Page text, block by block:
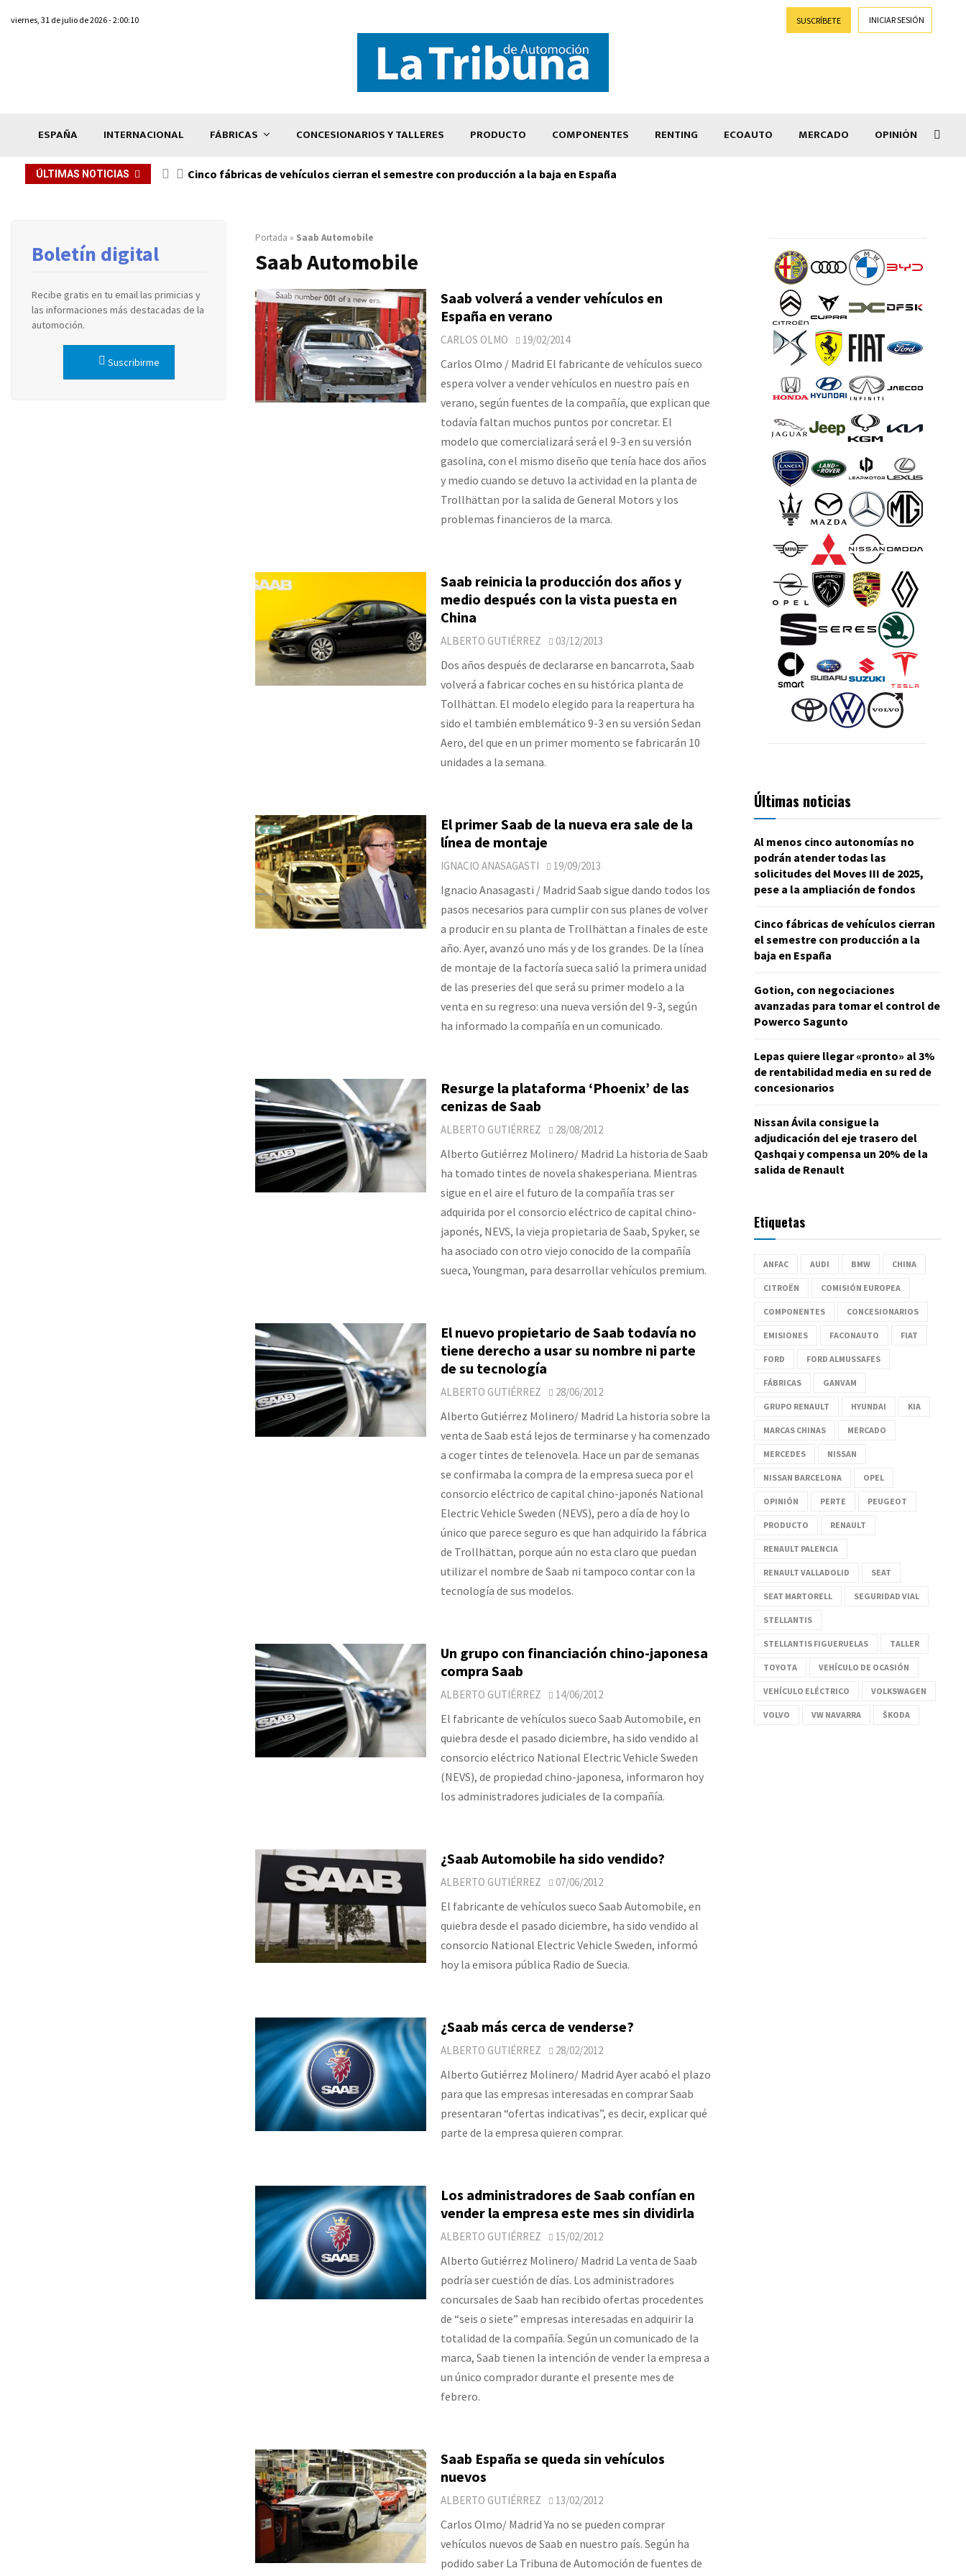
viernes, 31 de julio de 2026 - 2:00:10 SUSCRÍBETE INICIAR SESIÓN
ESPAÑA INTERNACIONAL FÁBRICAS CONCESIONARIOS Y TALLERES PRODUCTO COMPONENTES RENTING ECOAUTO MERCADO OPINIÓN
ÚLTIMAS NOTICIAS Cinco fábricas de vehículos cierran el semestre con producción a la baja en España
Portada » Saab Automobile
Saab Automobile
Saab volverá a vender vehículos en
España en verano
CARLOS OLMO 19/02/2014
Carlos Olmo / Madrid El fabricante de vehículos sueco
espera volver a vender vehículos en nuestro país en
verano, según fuentes de la compañía, que explican que
todavía faltan muchos puntos por concretar. El
modelo que comercializará será el 9-3 en su versión
gasolina, con el mismo diseño que tenía hace dos años
y medio cuando se detuvo la actividad en la planta de
Trollhättan por la salida de General Motors y los
problemas financieros de la marca.
Saab reinicia la producción dos años y
medio después con la vista puesta en
China
ALBERTO GUTIÉRREZ 03/12/2013
Dos años después de declararse en bancarrota, Saab
volverá a fabricar coches en su histórica planta de
Tollhättan. El modelo elegido para la reapertura ha
sido el también emblemático 9-3 en su versión Sedan
Aero, del que en un primer momento se fabricarán 10
unidades a la semana.
El primer Saab de la nueva era sale de la
línea de montaje
IGNACIO ANASAGASTI 19/09/2013
Ignacio Anasagasti / Madrid Saab sigue dando todos los
pasos necesarios para cumplir con sus planes de volver
a producir en su planta de Trollhättan a finales de este
año. Ayer, avanzó uno más y de los grandes. De la línea
de montaje de la factoría sueca salió la primera unidad
de las preseries del que será su primer modelo a la
venta en su regreso: una nueva versión del 9-3, según
ha informado la compañía en un comunicado.
Resurge la plataforma ‘Phoenix’ de las
cenizas de Saab
ALBERTO GUTIÉRREZ 28/08/2012
Alberto Gutiérrez Molinero/ Madrid La historia de Saab
ha tomado tintes de novela shakesperiana. Mientras
sigue en el aire el futuro de la compañía tras ser
adquirida por el consorcio eléctrico de capital chino-
japonés, NEVS, la vieja propietaria de Saab, Spyker, se
ha asociado con otro viejo conocido de la compañía
sueca, Youngman, para desarrollar vehículos premium.
El nuevo propietario de Saab todavía no
tiene derecho a usar su nombre ni parte
de su tecnología
ALBERTO GUTIÉRREZ 28/06/2012
Alberto Gutiérrez Molinero/ Madrid La historia sobre la
venta de Saab está lejos de terminarse y ha comenzado
a coger tintes de telenovela. Hace un par de semanas
se confirmaba la compra de la empresa sueca por el
consorcio eléctrico de capital chino-japonés National
Electric Vehicle Sweden (NEVS), pero a día de hoy lo
único que parece seguro es que han adquirido la fábrica
de Trollhättan, porque aún no esta claro que puedan
utilizar el nombre de Saab ni tampoco contar con la
tecnología de sus modelos.
Un grupo con financiación chino-japonesa
compra Saab
ALBERTO GUTIÉRREZ 14/06/2012
El fabricante de vehículos sueco Saab Automobile, en
quiebra desde el pasado diciembre, ha sido vendido al
consorcio eléctrico National Electric Vehicle Sweden
(NEVS), de propiedad chino-japonesa, informaron hoy
los administradores judiciales de la compañía.
¿Saab Automobile ha sido vendido?
ALBERTO GUTIÉRREZ 07/06/2012
El fabricante de vehículos sueco Saab Automobile, en
quiebra desde el pasado diciembre, ha sido vendido al
consorcio National Electric Vehicle Sweden, informó
hoy la emisora pública Radio de Suecia.
¿Saab más cerca de venderse?
ALBERTO GUTIÉRREZ 28/02/2012
Alberto Gutiérrez Molinero/ Madrid Ayer acabó el plazo
para que las empresas interesadas en comprar Saab
presentaran “ofertas indicativas”, es decir, explicar qué
parte de la empresa quieren comprar.
Los administradores de Saab confían en
vender la empresa este mes sin dividirla
ALBERTO GUTIÉRREZ 15/02/2012
Alberto Gutiérrez Molinero/ Madrid La venta de Saab
podría ser cuestión de días. Los administradores
concursales de Saab han recibido ofertas procedentes
de “seis o siete” empresas interesadas en adquirir la
totalidad de la compañía. Según un comunicado de la
marca, Saab tienen la intención de vender la empresa a
un único comprador durante el presente mes de
febrero.
Saab España se queda sin vehículos
nuevos
ALBERTO GUTIÉRREZ 13/02/2012
Carlos Olmo/ Madrid Ya no se pueden comprar
vehículos nuevos de Saab en nuestro país. Según ha
podido saber La Tribuna de Automoción de fuentes de
Boletín digital
Recibe gratis en tu email las primicias y
las informaciones más destacadas de la
automoción.
Suscribirme
Últimas noticias
Al menos cinco autonomías no
podrán atender todas las
solicitudes del Moves III de 2025,
pese a la ampliación de fondos
Cinco fábricas de vehículos cierran
el semestre con producción a la
baja en España
Gotion, con negociaciones
avanzadas para tomar el control de
Powerco Sagunto
Lepas quiere llegar «pronto» al 3%
de rentabilidad media en su red de
concesionarios
Nissan Ávila consigue la
adjudicación del eje trasero del
Qashqai y compensa un 20% de la
salida de Renault
Etiquetas
ANFAC AUDI BMW CHINA
CITROËN COMISIÓN EUROPEA
COMPONENTES CONCESIONARIOS
EMISIONES FACONAUTO FIAT
FORD FORD ALMUSSAFES
FÁBRICAS GANVAM
GRUPO RENAULT HYUNDAI KIA
MARCAS CHINAS MERCADO
MERCEDES NISSAN
NISSAN BARCELONA OPEL
OPINIÓN PERTE PEUGEOT
PRODUCTO RENAULT
RENAULT PALENCIA
RENAULT VALLADOLID SEAT
SEAT MARTORELL SEGURIDAD VIAL
STELLANTIS
STELLANTIS FIGUERUELAS TALLER
TOYOTA VEHÍCULO DE OCASIÓN
VEHÍCULO ELÉCTRICO VOLKSWAGEN
VOLVO VW NAVARRA ŠKODA